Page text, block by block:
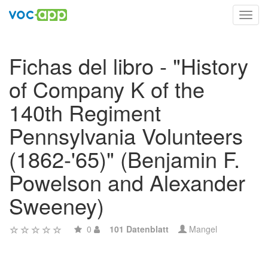
Fichas del libro - "History
of Company K of the
140th Regiment
Pennsylvania Volunteers
(1862-'65)" (Benjamin F.
Powelson and Alexander
Sweeney)
0 101 Datenblatt Mangel